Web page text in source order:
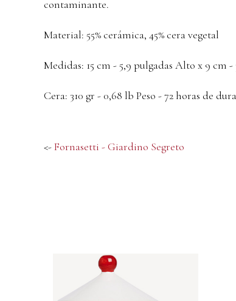
contaminante.
Material: 55% cerámica, 45% cera vegetal
Medidas: 15 cm - 5,9 pulgadas Alto x 9 cm
Cera: 310 gr - 0,68 lb Peso - 72 horas de
<-Fornasetti - Giardino Segreto